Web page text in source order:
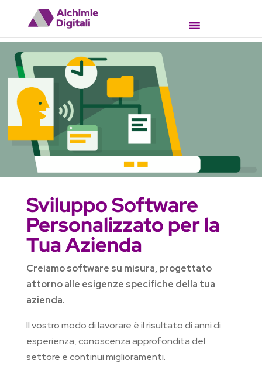
Sviluppo Software
Personalizzato per la
Tua Azienda
Creiamo software su misura, progettato
attorno alle esigenze specifiche della tua
azienda.
Il vostro modo di lavorare è il risultato di anni di
esperienza, conoscenza approfondita del
settore e continui miglioramenti.